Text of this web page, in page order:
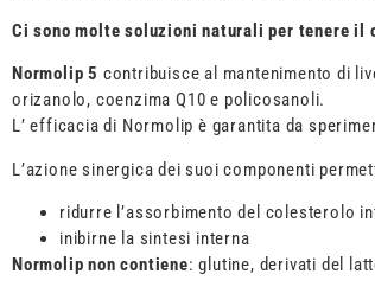
Ci sono molte soluzioni naturali per tenere il
Normolip 5 contribuisce al mantenimento di
orizanolo, coenzima Q10 e policosanoli.
L’ efficacia di Normolip è garantita da
L’azione sinergica dei suoi componenti
ridurre l’assorbimento del colesterolo
inibirne la sintesi interna
Normolip non contiene: glutine, derivati del